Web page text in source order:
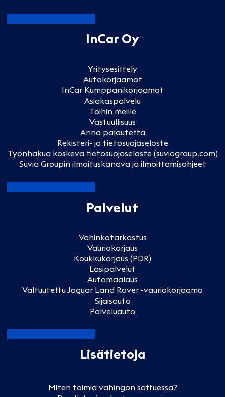
InCar Oy
Yritysesittely
Autokorjaamot
InCar Kumppanikorjaamot
Asiakaspalvelu
Töihin meille
Vastuullisuus
Anna palautetta
Rekisteri- ja tietosuojaseloste
Työnhakua koskeva tietosuojaseloste (suviagroup.com)
Suvia Groupin ilmoituskanava ja ilmoittamisohjeet
Palvelut
Vahinkotarkastus
Vauriokorjaus
Koukkukorjaus (PDR)
Lasipalvelut
Automaalaus
Valtuutettu Jaguar Land Rover -vauriokorjaamo
Sijaisauto
Palveluauto
Lisätietoja
Miten toimia vahingon sattuessa?